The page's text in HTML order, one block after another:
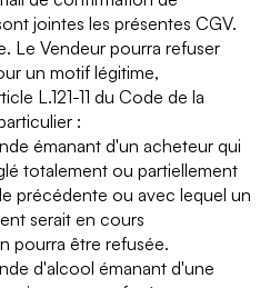
jointes les présentes CGV.
Le Vendeur pourra refuser
un motif légitime,
L.121-11 du Code de la
:
émanant d'un acheteur qui
totalement ou partiellement
précédente ou avec lequel un
serait en cours
pourra être refusée.
d'alcool émanant d'une